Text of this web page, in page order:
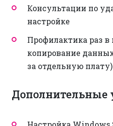
Консультации по
настройке
Профилактика раз в
копирование
за отдельную плату)
Дополнительные